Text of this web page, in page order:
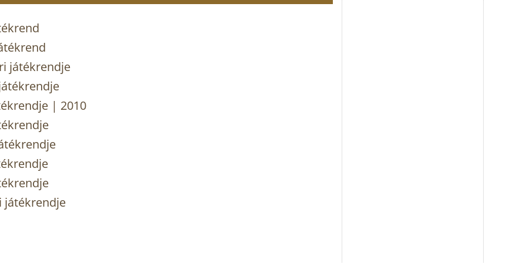
játékrendje
| 2010
játékrendje